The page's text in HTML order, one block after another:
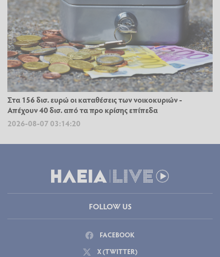
Στα 156 δισ. ευρώ οι καταθέσεις των νοικοκυριών -
Απέχουν 40 δισ. από τα προ κρίσης επίπεδα
2026-08-07 03:14:20
FOLLOW US
FACEBOOK
X (TWITTER)